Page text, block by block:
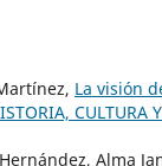
La visión
Alma